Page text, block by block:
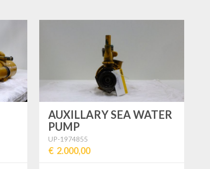
AUXILLARY SEA WATER
PUMP
UP-1974855
€ 2.000,00